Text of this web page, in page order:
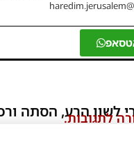
לשון הרע, הסתה
לתגובות.